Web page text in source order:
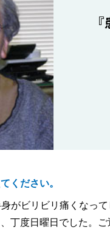
ください。
がビリビリ痛くなっ
丁度日曜日でした。